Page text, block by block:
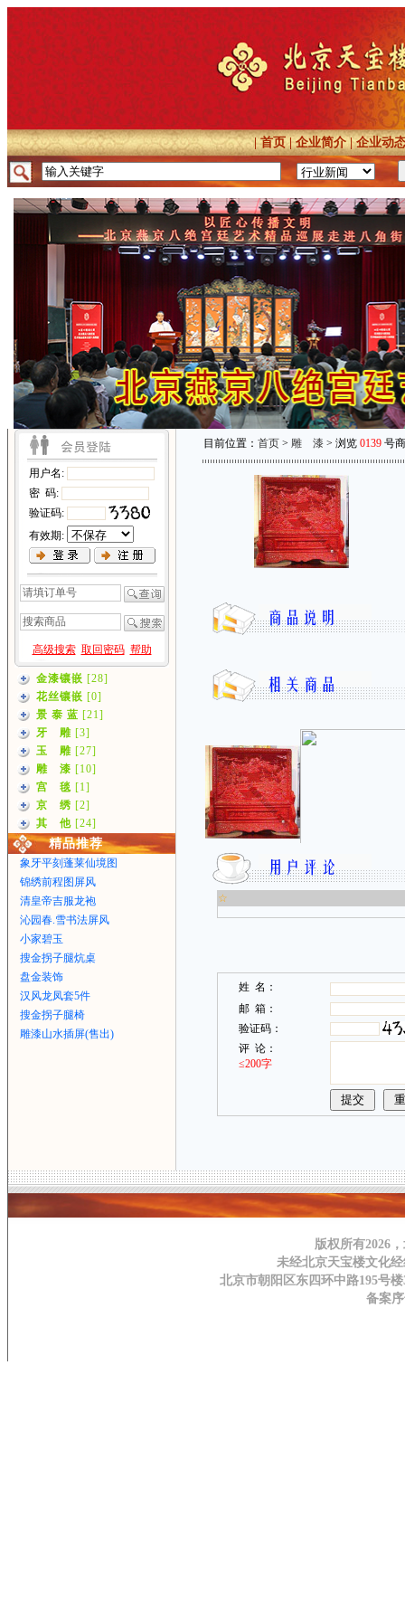
|首页|企业简介|企业动
用户名:
密 码:
验证码:
有效期:
高级搜索 取回密码 帮助
金漆镶嵌 [28]
花丝镶嵌 [0]
景 泰 蓝 [21]
牙 雕 [3]
玉 雕 [27]
雕 漆 [10]
宫 毯 [1]
京 绣 [2]
其 他 [24]
精品推荐
象牙平刻蓬莱仙境图
锦绣前程图屏风
清皇帝吉服龙袍
沁园春.雪书法屏风
小家碧玉
搜金拐子腿炕桌
盘金装饰
汉风龙凤套5件
搜金拐子腿椅
雕漆山水插屏(售出)
目前位置： 首页> 雕 漆> 浏览0139号
☆
姓 名：
邮 箱：
验证码：
评 论：
≤200字
版权所有2026
未经北京天宝楼文化
北京市朝阳区东四环中路195号楼
备案